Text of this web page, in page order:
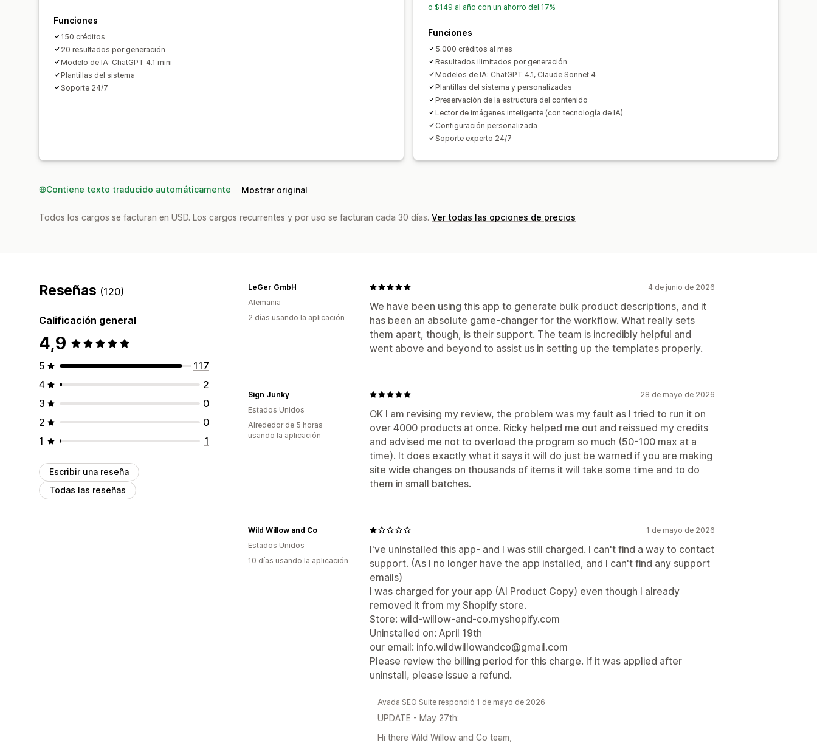
Funciones
150 créditos
20 resultados por generación
Modelo de IA: ChatGPT 4.1 mini
Plantillas del sistema
Soporte 24/7
o $149 al año con un ahorro del 17%
Funciones
5.000 créditos al mes
Resultados ilimitados por generación
Modelos de IA: ChatGPT 4.1, Claude Sonnet 4
Plantillas del sistema y personalizadas
Preservación de la estructura del contenido
Lector de imágenes inteligente (con tecnología de IA)
Configuración personalizada
Soporte experto 24/7
Contiene texto traducido automáticamente Mostrar original
Todos los cargos se facturan en USD. Los cargos recurrentes y por uso se facturan cada 30 días. Ver todas las opciones de precios
Reseñas (120)
Calificación general
4,9
5
117
4
2
3
0
2
0
1
1
Escribir una reseña
Todas las reseñas
4 de junio de 2026
We have been using this app to generate bulk product descriptions, and it
has been an absolute game-changer for the workflow. What really sets
them apart, though, is their support. The team is incredibly helpful and
went above and beyond to assist us in setting up the templates properly.
LeGer GmbH
Alemania
2 días usando la aplicación
28 de mayo de 2026
OK I am revising my review, the problem was my fault as I tried to run it on
over 4000 products at once. Ricky helped me out and reissued my credits
and advised me not to overload the program so much (50-100 max at a
time). It does exactly what it says it will do just be warned if you are making
site wide changes on thousands of items it will take some time and to do
them in small batches.
Sign Junky
Estados Unidos
Alrededor de 5 horas
usando la aplicación
1 de mayo de 2026
I've uninstalled this app- and I was still charged. I can't find a way to contact
support. (As I no longer have the app installed, and I can't find any support
emails)
I was charged for your app (AI Product Copy) even though I already
removed it from my Shopify store.
Store: wild-willow-and-co.myshopify.com
Uninstalled on: April 19th
our email: info.wildwillowandco@gmail.com
Please review the billing period for this charge. If it was applied after
uninstall, please issue a refund.
Wild Willow and Co
Estados Unidos
10 días usando la aplicación
Avada SEO Suite respondió 1 de mayo de 2026
UPDATE - May 27th:
Hi there Wild Willow and Co team,